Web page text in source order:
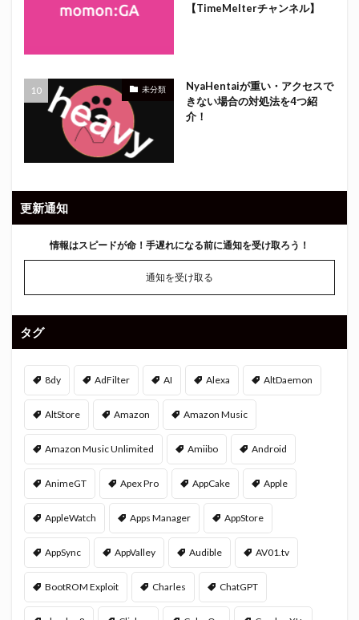
【TimeMelterチャンネル】
未分類
NyaHentaiが重い・アクセスで
きない場合の対処法を4つ紹
介！
更新通知
情報はスピードが命！ 手遅れになる前に通知を受け取ろう！
通知を受け取る
タグ
8dy AdFilter AI Alexa AltDaemon
AltStore Amazon Amazon Music
Amazon Music Unlimited Amiibo Android
AnimeGT Apex Pro AppCake Apple
AppleWatch Apps Manager AppStore
AppSync AppValley Audible AV01.tv
BootROM Exploit Charles ChatGPT